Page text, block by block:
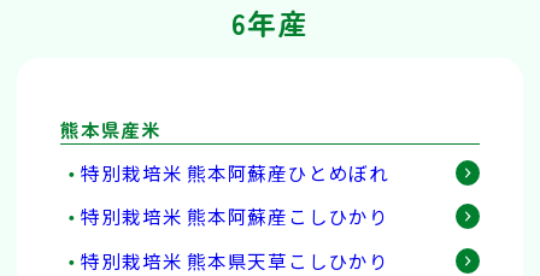
6年産
熊本県産米
特別栽培米 熊本阿蘇産ひとめぼれ
特別栽培米 熊本阿蘇産こしひかり
特別栽培米 熊本県天草こしひかり